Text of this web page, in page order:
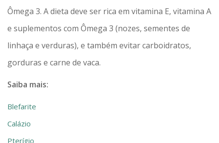
Ômega 3. A dieta deve ser rica em vitamina E, vitamina A
e suplementos com Ômega 3 (nozes, sementes de
linhaça e verduras), e também evitar carboidratos,
gorduras e carne de vaca.
Saiba mais:
Blefarite
Calázio
Pterígio